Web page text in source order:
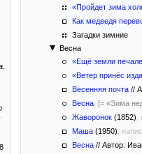
«Пройдет зима
Как медведя
Загадки зимние
Весна
«Ещё земли
«Ветер принёс
Весенняя почта //
Весна [= «Зима
Жаворонок (1852)
Маша (1950) ,
Весна // Автор: